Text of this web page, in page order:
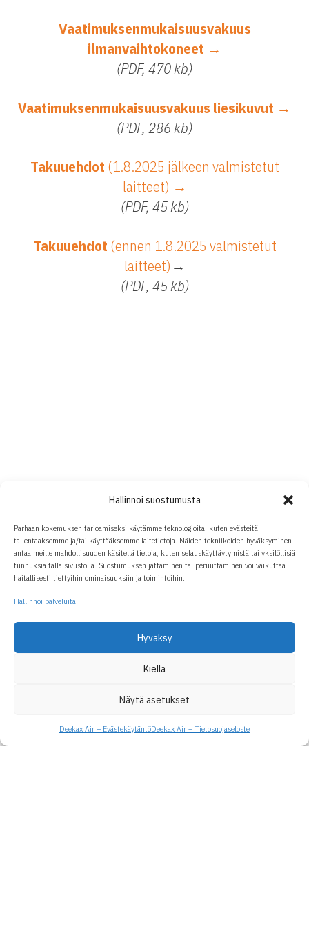
Hallinnoi suostumusta
Parhaan kokemuksen tarjoamiseksi käytämme teknologioita, kuten evästeitä,
tallentaaksemme ja/tai käyttääksemme laitetietoja. Näiden tekniikoiden hyväksyminen
antaa meille mahdollisuuden käsitellä tietoja, kuten selauskäyttäytymistä tai yksilöllisiä
tunnuksia tällä sivustolla. Suostumuksen jättäminen tai peruuttaminen voi vaikuttaa
haitallisesti tiettyihin ominaisuuksiin ja toimintoihin.
Hallinnoi palveluita
Hyväksy
Kiellä
Näytä asetukset
Deekax Air – EvästekäytäntöDeekax Air – Tietosuojaseloste
Vaatimuksenmukaisuusvakuus
ilmanvaihtokoneet →
(PDF, 470 kb)
Vaatimuksenmukaisuusvakuus liesikuvut →
(PDF, 286 kb)
Takuuehdot (1.8.2025 jälkeen valmistetut
laitteet) →
(PDF, 45 kb)
Takuuehdot (ennen 1.8.2025 valmistetut
laitteet) →
(PDF, 45 kb)